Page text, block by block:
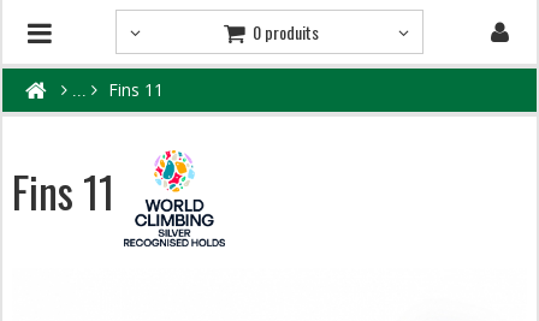
0 produits
Fins 11
Fins 11